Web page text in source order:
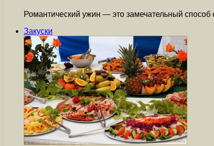
Романтический ужин — это замечательный
Закуски